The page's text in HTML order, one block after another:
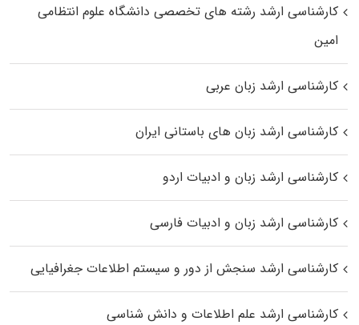
کارشناسی ارشد رﺷﺘﻪ ﻫﺎی تخصصی داﻧﺸﮕﺎه ﻋﻠﻮم انتظامی
اﻣﻴﻦ
کارشناسی ارشد زبان عربی
کارشناسی ارشد زبان‌ های باستانی ایران
کارشناسی ارشد زبان و ادبیات اردو
کارشناسی ارشد زبان و ادبیات فارسی
کارشناسی ارشد سنجش از دور و سیستم اطلاعات جغرافیایی
کارشناسی ارشد علم اطلاعات و دانش شناسی